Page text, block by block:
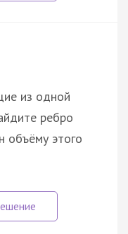
из одной
ребро
объёму этого